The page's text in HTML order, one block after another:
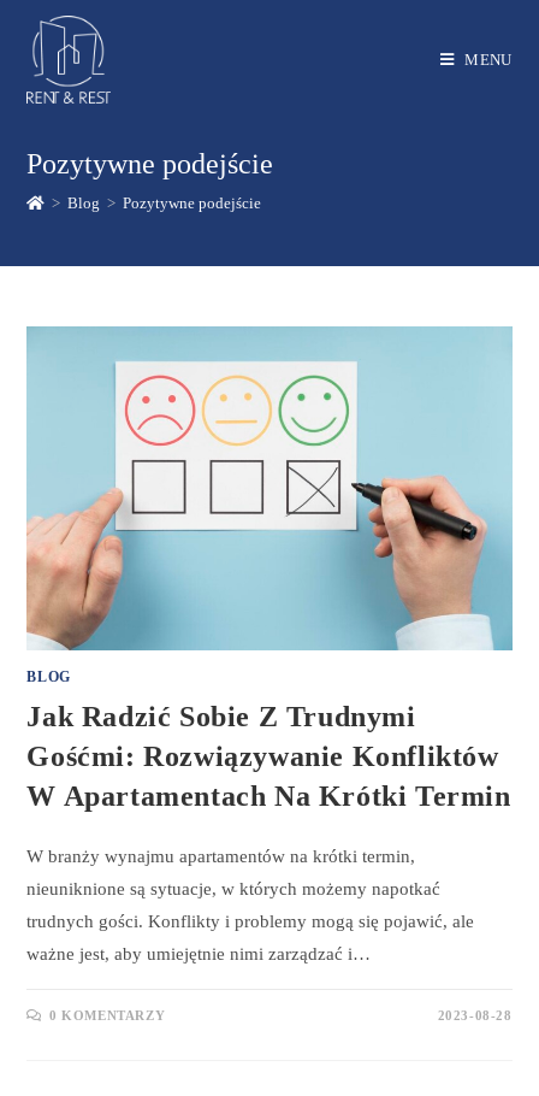
MENU
Pozytywne podejście
> Blog > Pozytywne podejście
BLOG
Jak Radzić Sobie Z Trudnymi
Gośćmi: Rozwiązywanie Konfliktów
W Apartamentach Na Krótki Termin
W branży wynajmu apartamentów na krótki termin,
nieuniknione są sytuacje, w których możemy napotkać
trudnych gości. Konflikty i problemy mogą się pojawić, ale
ważne jest, aby umiejętnie nimi zarządzać i…
0 KOMENTARZY 2023-08-28